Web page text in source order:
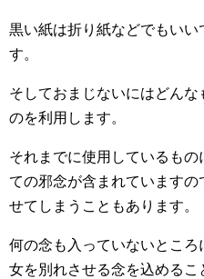
黒い紙は折り紙などでもい
す。
そしておまじないにはどん
のを利用します。
それまでに使用しているも
ての邪念が含まれています
せてしまうこともあります。
何の念も入っていないとこ
女を別れさせる念を込める